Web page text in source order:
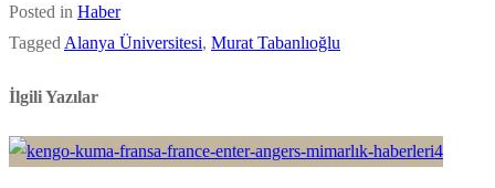
Posted in Haber
Tagged Alanya Üniversitesi, Murat Tabanlıoğlu
İlgili Yazılar